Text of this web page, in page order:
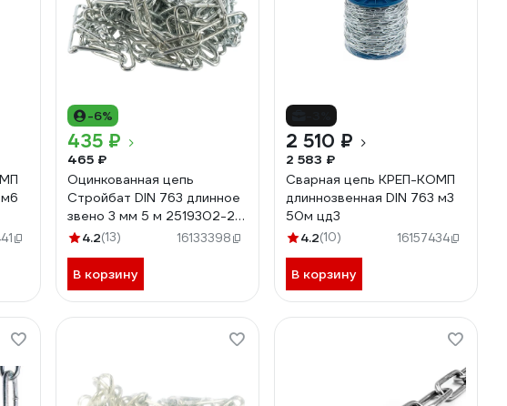
-6%
435 ₽
465 ₽
Оцинкованная цепь
Стройбат DIN 763 длинное
звено 3 мм 5 м 2519302-2 /
261620
4.2(13) 16133398
В корзину
2 510 ₽
2 583 ₽
Сварная цепь КРЕП-КОМП
длиннозвенная DIN 763 м3
50м цд3
4.2(10) 16157434
В корзину